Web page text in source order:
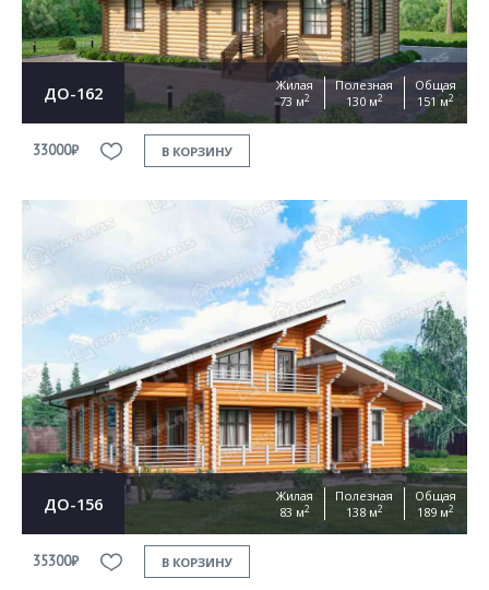
ДО-162
Жилая
73 м2
Полезная
130 м2
Общая
151 м2
33000₽ В КОРЗИНУ
ДО-156
Жилая
83 м2
Полезная
138 м2
Общая
189 м2
35300₽ В КОРЗИНУ